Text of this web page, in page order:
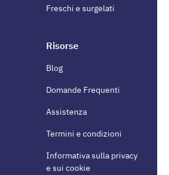
Freschi e surgelati
Risorse
Blog
Domande Frequenti
Assistenza
Termini e condizioni
Informativa sulla privacy
e sui cookie